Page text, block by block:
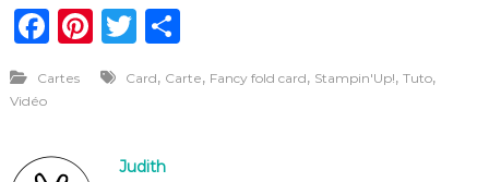
F
c
b
Pi
n
te
st
T
it
r
P
ta
Cartes Card, Carte, Fancy fold card, Stampin'Up!, Tuto,
Vidéo
Judith